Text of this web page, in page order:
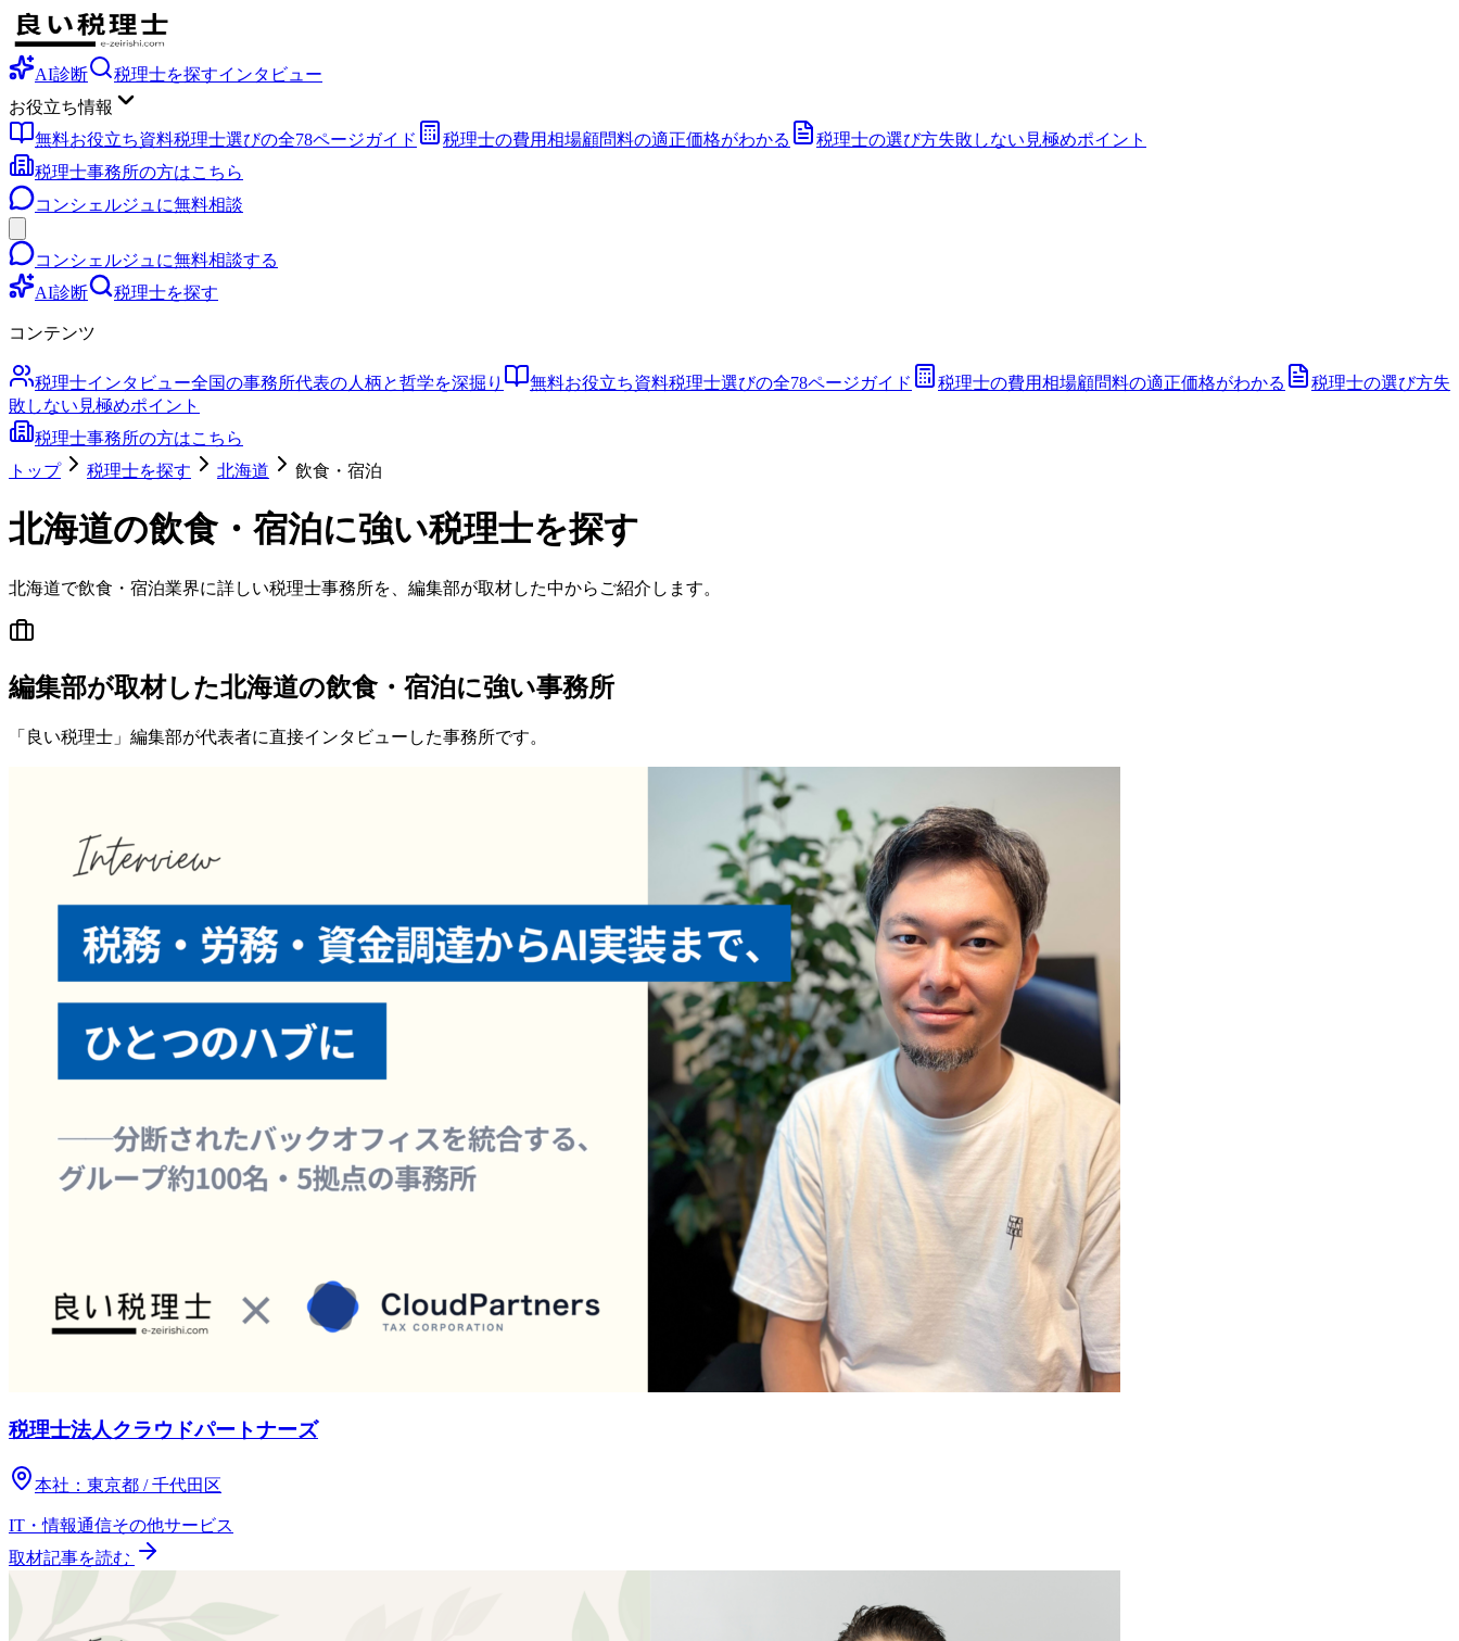
AI診断 税理士を探すインタビュー
お役立ち情報
無料お役立ち資料税理士選びの全78ページガイド 税理士の費用相場顧問料の適正価格がわかる 税理士の選び方失敗しない見極めポイント
税理士事務所の方はこちら
コンシェルジュに無料相談
コンシェルジュに無料相談する
AI診断
税理士を探す
コンテンツ
税理士インタビュー全国の事務所代表の人柄と哲学を深掘り 無料お役立ち資料税理士選びの全78ページガイド 税理士の費用相場顧問料の適正価格がわかる 税理士の選び方失
敗しない見極めポイント
税理士事務所の方はこちら
トップ
税理士を探す 北海道 飲食・宿泊
北海道の飲食・宿泊に強い税理士を探す
北海道で飲食・宿泊業界に詳しい税理士事務所を、編集部が取材した中からご紹介します。
編集部が取材した北海道の飲食・宿泊に強い事務所
「良い税理士」編集部が代表者に直接インタビューした事務所です。
税理士法人クラウドパートナーズ
本社： 東京都 / 千代田区
IT・情報通信その他サービス
取材記事を読む